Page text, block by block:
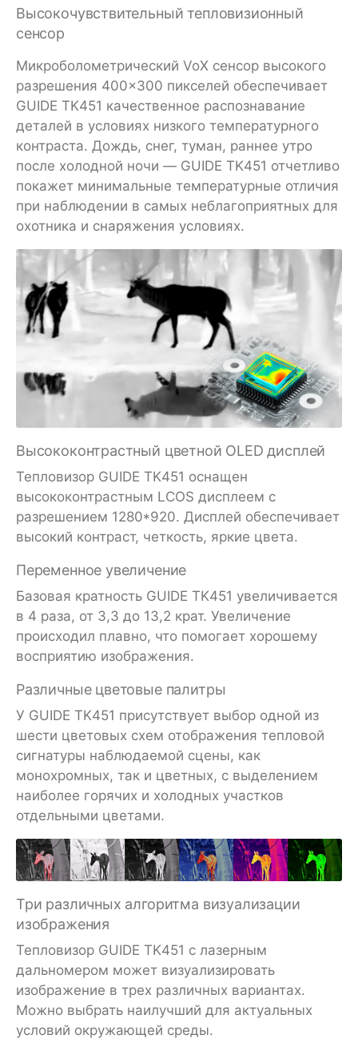
Высокочувствительный тепловизионный
сенсор
Микроболометрический VoX сенсор высокого
разрешения 400×300 пикселей обеспечивает
GUIDE TK451 качественное распознавание
деталей в условиях низкого температурного
контраста. Дождь, снег, туман, раннее утро
после холодной ночи — GUIDE TK451 отчетливо
покажет минимальные температурные отличия
при наблюдении в самых неблагоприятных для
охотника и снаряжения условиях.
Высококонтрастный цветной OLED дисплей
Тепловизор GUIDE TK451 оснащен
высококонтрастным LCOS дисплеем с
разрешением 1280*920. Дисплей обеспечивает
высокий контраст, четкость, яркие цвета.
Переменное увеличение
Базовая кратность GUIDE TK451 увеличивается
в 4 раза, от 3,3 до 13,2 крат. Увеличение
происходил плавно, что помогает хорошему
восприятию изображения.
Различные цветовые палитры
У GUIDE TK451 присутствует выбор одной из
шести цветовых схем отображения тепловой
сигнатуры наблюдаемой сцены, как
монохромных, так и цветных, с выделением
наиболее горячих и холодных участков
отдельными цветами.
Три различных алгоритма визуализации
изображения
Тепловизор GUIDE TK451 с лазерным
дальномером может визуализировать
изображение в трех различных вариантах.
Можно выбрать наилучший для актуальных
условий окружающей среды.